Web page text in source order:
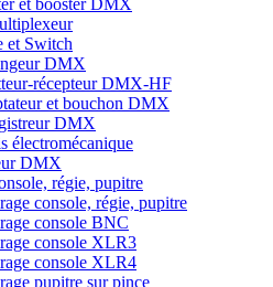
et booster DMX
et Switch
DMX
récepteur DMX-HF
et bouchon DMX
DMX
électromécanique
DMX
régie, pupitre
console, régie, pupitre
console BNC
console XLR3
console XLR4
pupitre sur pince